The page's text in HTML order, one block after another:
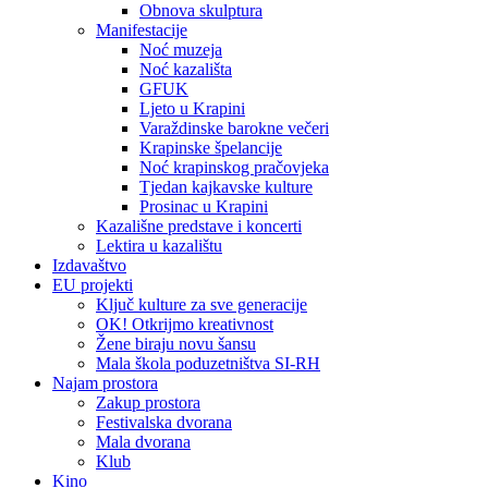
Obnova skulptura
Manifestacije
Noć muzeja
Noć kazališta
GFUK
Ljeto u Krapini
Varaždinske barokne večeri
Krapinske špelancije
Noć krapinskog pračovjeka
Tjedan kajkavske kulture
Prosinac u Krapini
Kazališne predstave i koncerti
Lektira u kazalištu
Izdavaštvo
EU projekti
Ključ kulture za sve generacije
OK! Otkrijmo kreativnost
Žene biraju novu šansu
Mala škola poduzetništva SI-RH
Najam prostora
Zakup prostora
Festivalska dvorana
Mala dvorana
Klub
Kino